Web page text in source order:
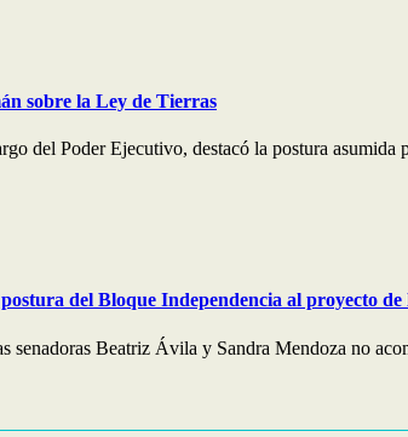
sobre la Ley de Tierras
del Poder Ejecutivo, destacó la postura asumida
del Bloque Independencia al proyecto
senadoras Beatriz Ávila y Sandra Mendoza no